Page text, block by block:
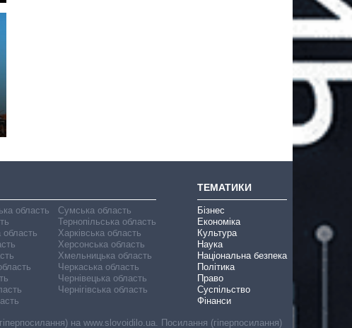
область
область
Сумська область
Тернопільська область
Харківська область
Херсонська область
Хмельницька область
Черкаська область
Чернівецька область
Чернігівська область
ТЕМАТИКИ
Бізнес
Економіка
Культура
Наука
Національна безпека
Політика
Право
Суспільство
Фінанси
на www.slovoidilo.ua. Посилання (гіперпосилання)